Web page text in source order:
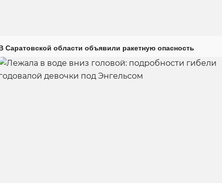
Саратовской области объявили ракетную опасность